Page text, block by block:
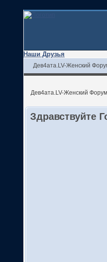
Наши Друзья
Дев4ата.LV-Женский
Дев4ата.LV-Женский
Здравствуйте